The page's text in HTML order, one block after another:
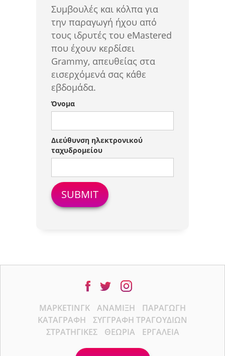
Συμβουλές και κόλπα για
την παραγωγή ήχου από
τους ιδρυτές του eMastered
που έχουν κερδίσει
Grammy, απευθείας στα
εισερχόμενά σας κάθε
εβδομάδα.
Όνομα
Διεύθυνση ηλεκτρονικού
ταχυδρομείου
ΜΆΡΚΕΤΙΝΓΚ ΑΝΆΜΙΞΗ
ΠΑΡΑΓΩΓΉ
ΚΑΤΑΓΡΑΦΉ
ΣΥΓΓΡΑΦΉ ΤΡΑΓΟΥΔΙΏΝ
ΣΤΡΑΤΗΓΙΚΈΣ
ΘΕΩΡΊΑ ΕΡΓΑΛΕΊΑ